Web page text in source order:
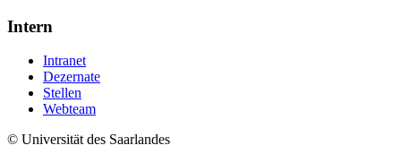
Intern
Intranet
Dezernate
Stellen
Webteam
© Universität des Saarlandes